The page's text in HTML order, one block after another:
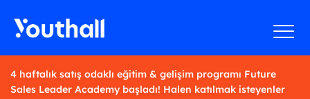
4 haftalık satış odaklı eğitim & gelişim programı Future
Sales Leader Academy başladı! Halen katılmak isteyenler